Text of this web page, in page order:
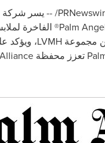
/ -- يسر شركة
Palm® الفاخرة
مجموعةLVMH، ويؤكد
تعزز محفظة